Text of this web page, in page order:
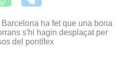
ha fet que una bona
s'hi hagin desplaçat per
del pontífex